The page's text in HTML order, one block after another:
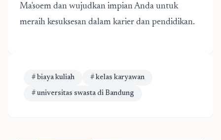
Ma'soem dan wujudkan impian Anda untuk
meraih kesuksesan dalam karier dan pendidikan.
# biaya kuliah # kelas karyawan
# universitas swasta di Bandung